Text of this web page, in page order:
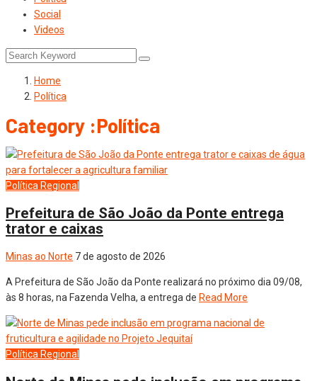
Social
Videos
Home
Política
Category :Política
Política Regional
Prefeitura de São João da Ponte entrega
trator e caixas
Minas ao Norte 7 de agosto de 2026
A Prefeitura de São João da Ponte realizará no próximo dia 09/08,
às 8 horas, na Fazenda Velha, a entrega de Read More
Política Regional